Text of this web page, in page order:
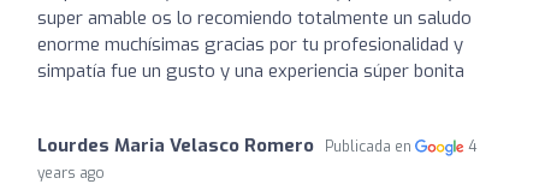
super amable os lo recomiendo totalmente un saludo
enorme muchísimas gracias por tu profesionalidad y
simpatía fue un gusto y una experiencia súper bonita
Lourdes Maria Velasco Romero Publicada en
4
years ago